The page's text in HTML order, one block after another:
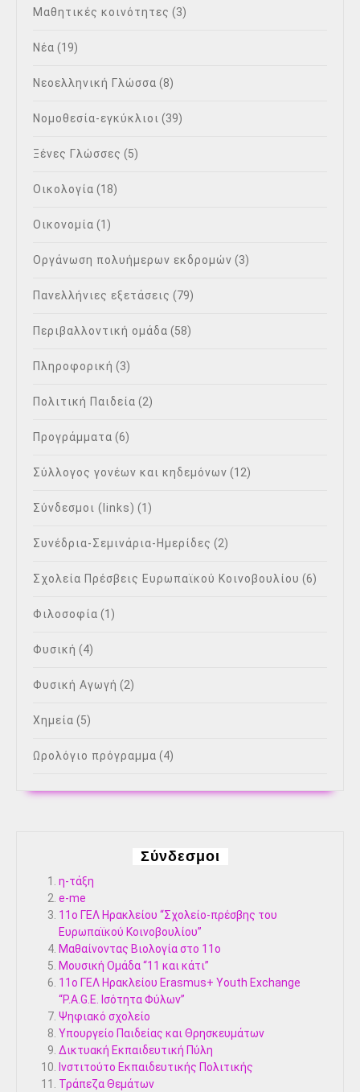
Μαθητικές κοινότητες (3)
Νέα (19)
Νεοελληνική Γλώσσα (8)
Νομοθεσία-εγκύκλιοι (39)
Ξένες Γλώσσες (5)
Οικολογία (18)
Οικονομία (1)
Οργάνωση πολυήμερων εκδρομών (3)
Πανελλήνιες εξετάσεις (79)
Περιβαλλοντική ομάδα (58)
Πληροφορική (3)
Πολιτική Παιδεία (2)
Προγράμματα (6)
Σύλλογος γονέων και κηδεμόνων (12)
Σύνδεσμοι (links) (1)
Συνέδρια-Σεμινάρια-Ημερίδες (2)
Σχολεία Πρέσβεις Ευρωπαϊκού Κοινοβουλίου (6)
Φιλοσοφία (1)
Φυσική (4)
Φυσική Αγωγή (2)
Χημεία (5)
Ωρολόγιο πρόγραμμα (4)
Σύνδεσμοι
η-τάξη
e-me
11ο ΓΕΛ Ηρακλείου “Σχολείο-πρέσβης του
Ευρωπαϊκού Κοινοβουλίου”
Μαθαίνοντας Βιολογία στο 11ο
Μουσική Ομάδα “11 και κάτι”
11ο ΓΕΛ Ηρακλείου Erasmus+ Youth Exchange
“P.A.G.E. Ισότητα Φύλων”
Ψηφιακό σχολείο
Υπουργείο Παιδείας και Θρησκευμάτων
Δικτυακή Εκπαιδευτική Πύλη
Ινστιτούτο Εκπαιδευτικής Πολιτικής
Τράπεζα Θεμάτων